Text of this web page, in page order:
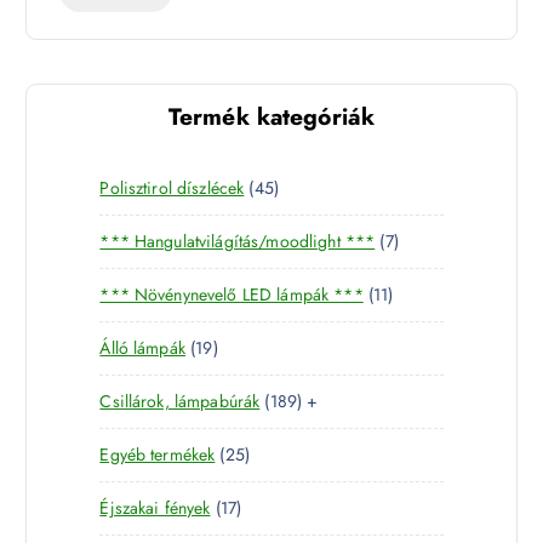
Termék kategóriák
Polisztirol díszlécek 454
5
t
e
r
m
k
*** Hangulatvilágítás/moodlight *** 77
t
r
é
*** Növénynevelő LED lámpák *** 111
1
e
m
k
Álló lámpák 191
9
t
e
r
m
é
Csillárok, lámpabúrák 1891
8
t
+
Egyéb termékek 252
5
e
Éjszakai fények 171
7